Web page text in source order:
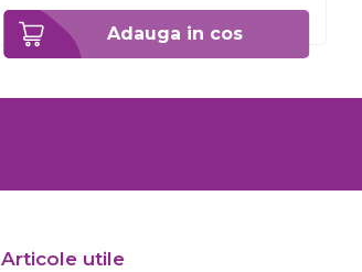
Adauga in cos
Articole utile